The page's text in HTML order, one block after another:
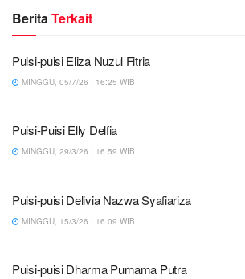
BeritaTerkait
Puisi-puisi Eliza Nuzul Fitria
MINGGU, 05/7/26 | 16:25 WIB
Puisi-Puisi Elly Delfia
MINGGU, 29/3/26 | 16:59 WIB
Puisi-puisi Delivia Nazwa Syafiariza
MINGGU, 15/3/26 | 16:09 WIB
Puisi-puisi Dharma Purnama Putra